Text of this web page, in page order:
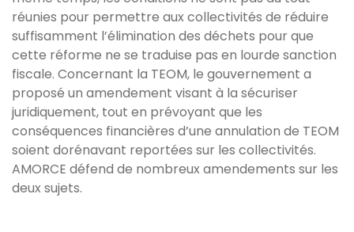
réunies pour permettre aux collectivités de réduire
suffisamment l’élimination des déchets pour que
cette réforme ne se traduise pas en lourde sanction
fiscale. Concernant la TEOM, le gouvernement a
proposé un amendement visant à la sécuriser
juridiquement, tout en prévoyant que les
conséquences financières d’une annulation de TEOM
soient dorénavant reportées sur les collectivités.
AMORCE défend de nombreux amendements sur les
deux sujets.